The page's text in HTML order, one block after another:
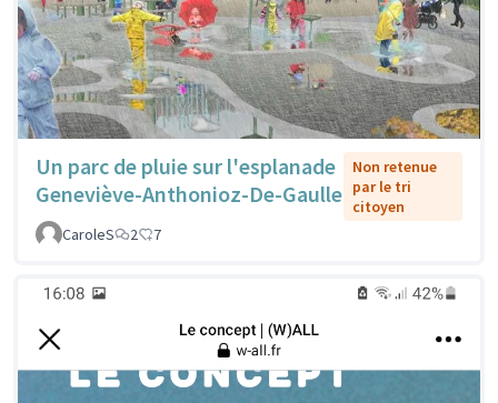
Un parc de pluie sur l'esplanade
Geneviève-Anthonioz-De-Gaulle
Non retenue
par le tri
citoyen
CaroleS
2 7